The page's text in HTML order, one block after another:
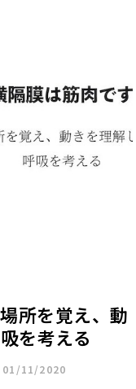
所を覚え、動
を考える
01/11/2020